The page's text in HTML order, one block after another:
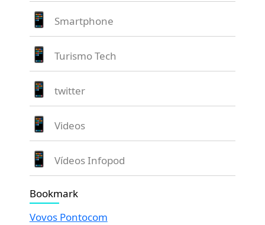
Smartphone
Turismo Tech
twitter
Videos
Vídeos Infopod
Bookmark
Vovos Pontocom